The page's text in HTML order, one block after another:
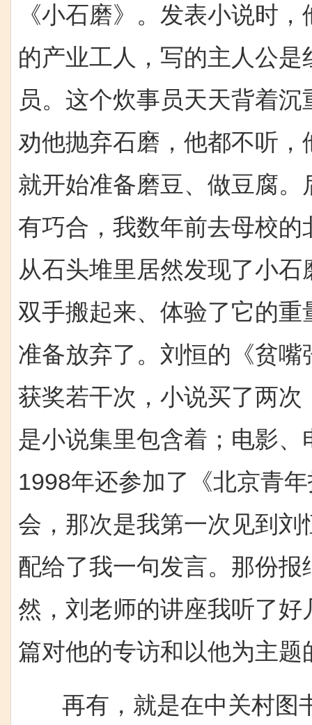
《小石磨》。发表小说时
的产业工人，写的主人公
员。这个炊事员天天背着沉
劝他抛弃石磨，他都不听
就开始准备磨豆、做豆腐
有巧合，我数年前去母校
从石头堆里居然发现了小
双手搬起来、体验了它的
准备放弃了。刘恒的《贫
获奖若干次，小说买了两
是小说集里包含着；电影
1998年还参加了《北京青
会，那次是我第一次见到
配给了我一句发言。那份
然，刘老师的讲座我听了
篇对他的专访和以他为主题
再有，就是在中关村图